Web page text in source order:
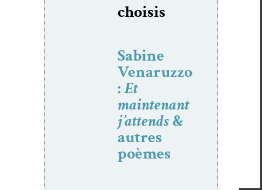
choi­sis
Sabine
Venaruzzo
:Et
maintenant
j’attends&
autres
poèmes